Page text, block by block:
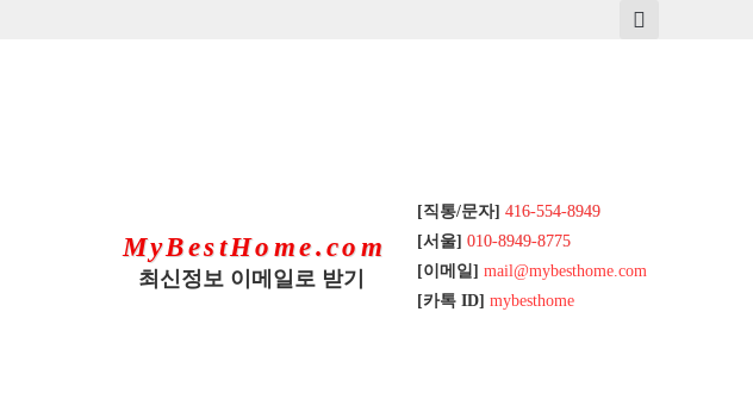
MyBestHome.com
최신정보 이메일로 받기
[직통/문자] 416-554-8949
[서울] 010-8949-8775
[이메일] mail@mybesthome.com
[카톡 ID] mybesthome